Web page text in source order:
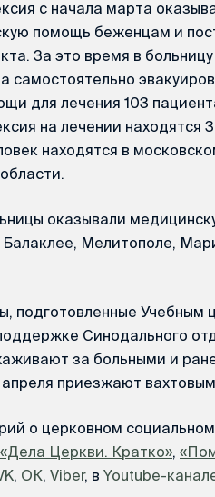
с начала марта
помощь беженцам и
За это время в
самостоятельно
для лечения 103
на лечении находятся
находятся в
оказывали
Мелитополе,
подготовленные Учебным
Синодального
за больными и
апреля приезжают
о церковном
«Дела Церкви. Кратко»,
, ОК, Viber, в Youtube-